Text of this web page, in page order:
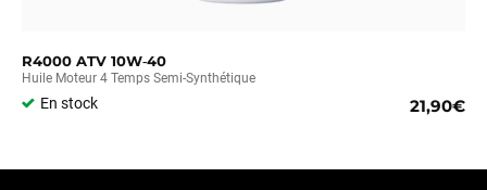
R4000 ATV 10W‑40
Huile Moteur 4 Temps Semi-Synthétique
En stock 21,90€